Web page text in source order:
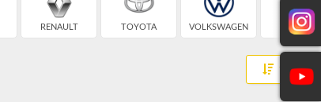
RENAULT TOYOTA VOLKSWAGEN BMW
Toggle